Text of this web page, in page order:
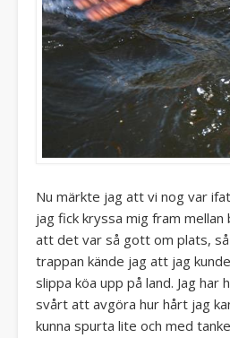
Nu märkte jag att vi nog var
jag fick kryssa mig fram
att det var så gott om plats,
trappan kände jag att jag
slippa köa upp på land. Jag
svårt att avgöra hur hårt jag
kunna spurta lite och med